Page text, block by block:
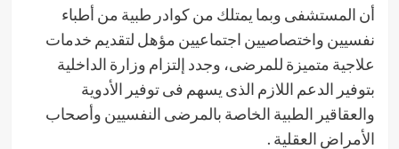
أن المستشفى وبما يمتلك من كوادر طبية من أطباء
نفسيين واختصاصيين اجتماعيين مؤهل لتقديم خدمات
علاجية متميزة للمرضى، وجدد إلتزام وزارة الداخلية
بتوفير الدعم اللازم الذى يسهم فى توفير الأدوية
والعقاقير الطبية الخاصة بالمرضى النفسيين وأصحاب
الأمراض العقلية .